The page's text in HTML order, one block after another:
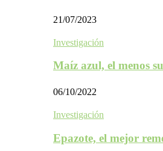
21/07/2023
Investigación
Maíz azul, el menos
06/10/2022
Investigación
Epazote, el mejor